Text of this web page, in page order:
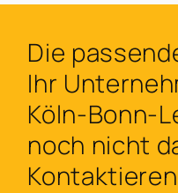
Die
Ihr
Köln-Bonn-
noch nicht